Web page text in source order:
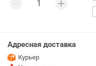
Адресная доставка
Курьер